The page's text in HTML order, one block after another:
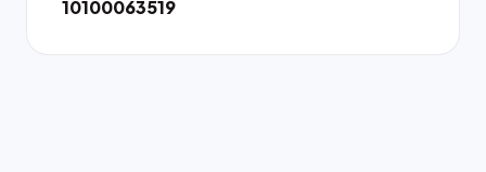
10100063519
`.profile-